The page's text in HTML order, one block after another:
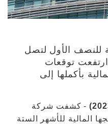
للنصف الأول لتصل
كما ارتفعت توقعات
بأكملها إلى
- كشفت شركة
المالية للأشهر الستة